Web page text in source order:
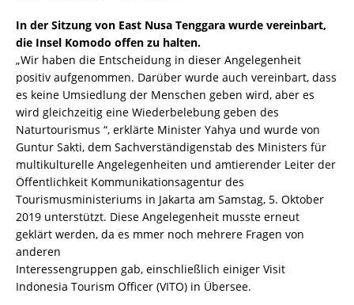
In der Sitzung von East Nusa Tenggara wurde vereinbart,
die Insel Komodo offen zu halten.
„Wir haben die Entscheidung in dieser Angelegenheit
positiv aufgenommen. Darüber wurde auch vereinbart, dass
es keine Umsiedlung der Menschen geben wird, aber es
wird gleichzeitig eine Wiederbelebung geben des
Naturtourismus “, erklärte Minister Yahya und wurde von
Guntur Sakti, dem Sachverständigenstab des Ministers für
multikulturelle Angelegenheiten und amtierender Leiter der
Öffentlichkeit Kommunikationsagentur des
Tourismusministeriums in Jakarta am Samstag, 5. Oktober
2019 unterstützt. Diese Angelegenheit musste erneut
geklärt werden, da es mmer noch mehrere Fragen von
anderen
Interessengruppen gab, einschließlich einiger Visit
Indonesia Tourism Officer (VITO) in Übersee.